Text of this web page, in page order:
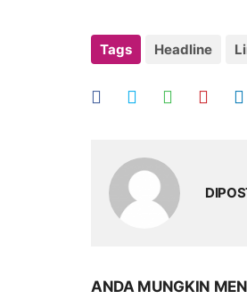
Tags Headline
ANDA MUNGKIN